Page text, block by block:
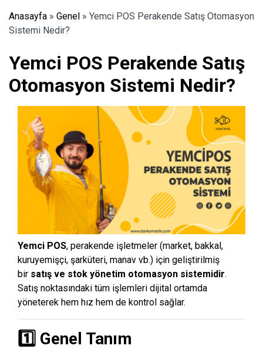
Anasayfa » Genel » Yemci POS Perakende Satış Otomasyon
Sistemi Nedir?
Yemci POS Perakende Satış
Otomasyon Sistemi Nedir?
Yemci POS, perakende işletmeler (market, bakkal,
kuruyemişçi, şarküteri, manav vb.) için geliştirilmiş
bir satış ve stok yönetim otomasyon sistemidir.
Satış noktasındaki tüm işlemleri dijital ortamda
yöneterek hem hız hem de kontrol sağlar.
1️⃣ Genel Tanım